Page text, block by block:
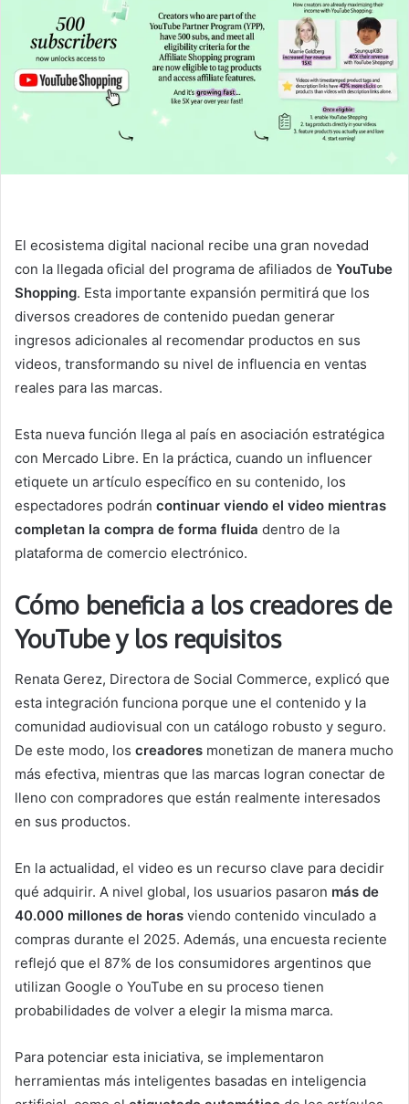
El ecosistema digital nacional recibe una gran novedad
con la llegada oficial del programa de afiliados de YouTube
Shopping. Esta importante expansión permitirá que los
diversos creadores de contenido puedan generar
ingresos adicionales al recomendar productos en sus
videos, transformando su nivel de influencia en ventas
reales para las marcas.
Esta nueva función llega al país en asociación estratégica
con Mercado Libre. En la práctica, cuando un influencer
etiquete un artículo específico en su contenido, los
espectadores podrán continuar viendo el video mientras
completan la compra de forma fluida dentro de la
plataforma de comercio electrónico.
Cómo beneficia a los creadores de
YouTube y los requisitos
Renata Gerez, Directora de Social Commerce, explicó que
esta integración funciona porque une el contenido y la
comunidad audiovisual con un catálogo robusto y seguro.
De este modo, los creadores monetizan de manera mucho
más efectiva, mientras que las marcas logran conectar de
lleno con compradores que están realmente interesados
en sus productos.
En la actualidad, el video es un recurso clave para decidir
qué adquirir. A nivel global, los usuarios pasaron más de
40.000 millones de horas viendo contenido vinculado a
compras durante el 2025. Además, una encuesta reciente
reflejó que el 87% de los consumidores argentinos que
utilizan Google o YouTube en su proceso tienen
probabilidades de volver a elegir la misma marca.
Para potenciar esta iniciativa, se implementaron
herramientas más inteligentes basadas en inteligencia